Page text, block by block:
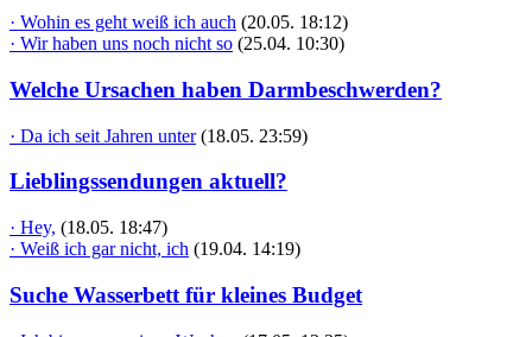
· Wohin es geht weiß ich auch (20.05. 18:12)
· Wir haben uns noch nicht so (25.04. 10:30)
Welche Ursachen haben Darmbeschwerden?
· Da ich seit Jahren unter (18.05. 23:59)
Lieblingssendungen aktuell?
· Hey, (18.05. 18:47)
· Weiß ich gar nicht, ich (19.04. 14:19)
Suche Wasserbett für kleines Budget